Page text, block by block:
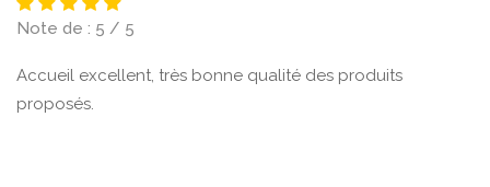
Note de : 5 / 5
Accueil excellent, très bonne qualité des produits
proposés.